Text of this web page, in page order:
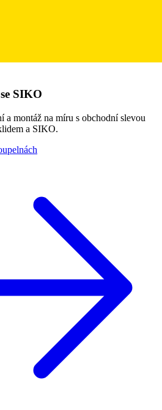
SIKO
a montáž na míru s obchodní slevou
a SIKO.